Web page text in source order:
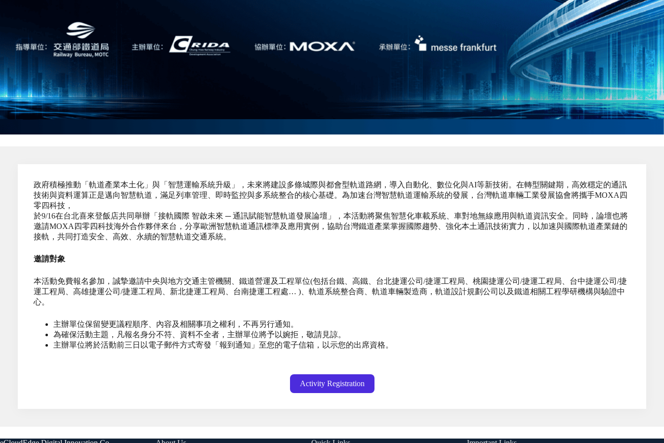
政府積極推動「軌道產業本土化」與「智慧運輸系統升級」，未來將建設多條城際與都會型軌道路網，導入自動化、數位化與AI等新技術。在轉型關鍵期，高效穩定的通訊
技術與資料運算正是邁向智慧軌道，滿足列車管理、即時監控與多系統整合的核心基礎。為加速台灣智慧軌道運輸系統的發展，台灣軌道車輛工業發展協會將攜手MOXA四
零四科技，
於9/16在台北喜來登飯店共同舉辦「接軌國際 智啟未來 ─ 通訊賦能智慧軌道發展論壇」，本活動將聚焦智慧化車載系統、車對地無線應用與軌道資訊安全。同時，論壇也將
邀請MOXA四零四科技海外合作夥伴來台，分享歐洲智慧軌道通訊標準及應用實例，協助台灣鐵道產業掌握國際趨勢、強化本土通訊技術實力，以加速與國際軌道產業鏈的
接軌，共同打造安全、高效、永續的智慧軌道交通系統。
邀請對象
本活動免費報名參加，誠摯邀請中央與地方交通主管機關、鐵道營運及工程單位(包括台鐵、高鐵、台北捷運公司/捷運工程局、桃園捷運公司/捷運工程局、台中捷運公司/捷
運工程局、高雄捷運公司/捷運工程局、新北捷運工程局、台南捷運工程處… )、軌道系統整合商、軌道車輛製造商，軌道設計規劃公司以及鐵道相關工程學研機構與驗證中
心。
主辦單位保留變更議程順序、內容及相關事項之權利，不再另行通知。
為確保活動主題，凡報名身分不符、資料不全者，主辦單位將予以婉拒，敬請見諒。
主辦單位將於活動前三日以電子郵件方式寄發「報到通知」至您的電子信箱，以示您的出席資格。
Activity Registration